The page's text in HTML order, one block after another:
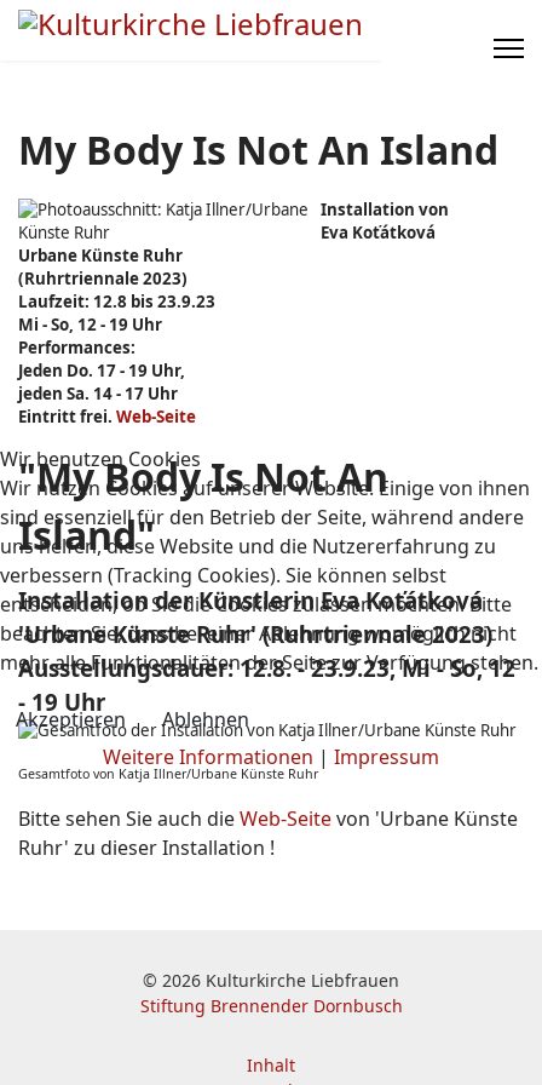
My Body Is Not An Island
Installation von
Eva Koťátková
Urbane Künste Ruhr
(Ruhrtriennale 2023)
Laufzeit: 12.8 bis 23.9.23
Mi - So, 12 - 19 Uhr
Performances:
Jeden Do. 17 - 19 Uhr,
jeden Sa. 14 - 17 Uhr
Eintritt frei. Web-Seite
"My Body Is Not An
Island"
Installation der Künstlerin Eva Koťátková
'Urbane Künste Ruhr' (Ruhrtriennale 2023)
Ausstellungsdauer: 12.8. - 23.9.23, Mi - So, 12
- 19 Uhr
Gesamtfoto von Katja Illner/Urbane Künste Ruhr
Bitte sehen Sie auch dieWeb-Seitevon 'Urbane Künste
Ruhr' zu dieser Installation !
© 2026 Kulturkirche Liebfrauen
Stiftung Brennender Dornbusch
Inhalt
Wir benutzen Cookies
Wir nutzen Cookies auf unserer Website. Einige von ihnen
sind essenziell für den Betrieb der Seite, während andere
uns helfen, diese Website und die Nutzererfahrung zu
verbessern (Tracking Cookies). Sie können selbst
entscheiden, ob Sie die Cookies zulassen möchten. Bitte
beachten Sie, dass bei einer Ablehnung womöglich nicht
mehr alle Funktionalitäten der Seite zur Verfügung stehen.
Akzeptieren
Ablehnen
Weitere Informationen | Impressum